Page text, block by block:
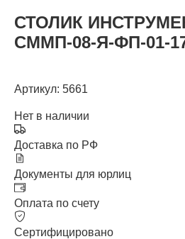
СТОЛИК
СММП-08-Я-ФП-01-
Артикул: 5661
Нет в наличии
Доставка по РФ
Документы для юрлиц
Оплата по счету
Сертифицировано